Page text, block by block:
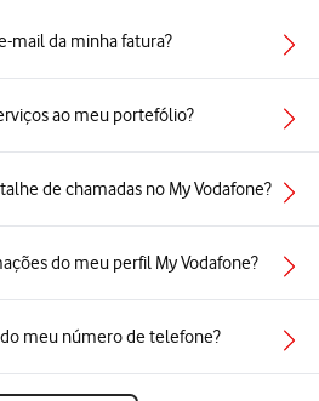
mail da minha fatura?
ao meu portefólio?
de chamadas no My Vodafone?
do meu perfil My Vodafone?
meu número de telefone?